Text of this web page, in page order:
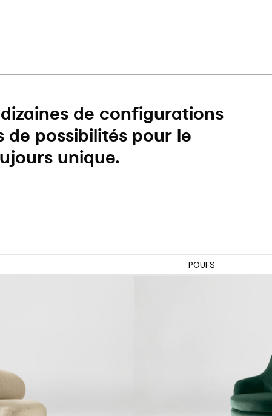
de configurations
possibilités pour le
unique.
POUFS